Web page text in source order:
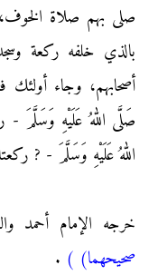
صلى بهم صلاة
بالذي خلفه ركعة
أصحابهم، وجاء أولئك
صَلَّى اللهُ عَلَيْهِ وَسَلَّمَ -
اللهُ عَلَيْهِ وَسَلَّمَ - ?
خرجه الإمام أحمد
صحيحهما) )
.